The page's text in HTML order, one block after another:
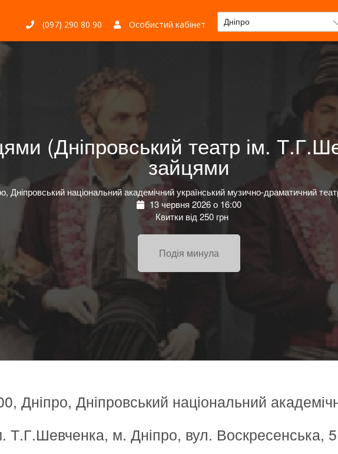
(097) 290 80 90 Особистий кабінет Дніпро
(Дніпровський театр ім.
зайцями
Дніпровський національний академічний український музично-драматичний
13 червня 2026 о 16:00
Квитки від 250 грн
Подія минула
Дніпро, Дніпровський національний
Т.Г.Шевченка, м. Дніпро, вул. Воскресенська, 5